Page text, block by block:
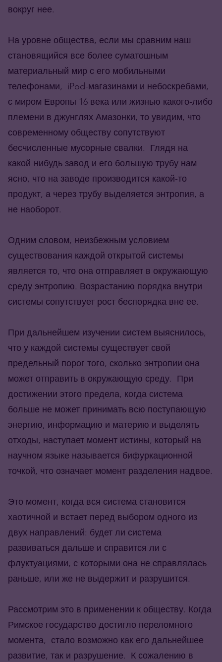
вокруг нее.
На уровне общества, если мы сравним наш
становящийся все более суматошным
материальный мир с его мобильными
телефонами, iPod-магазинами и небоскребами,
с миром Европы 16 века или жизнью какого-либо
племени в джунглях Амазонки, то увидим, что
современному обществу сопутствуют
бесчисленные мусорные свалки. Глядя на
какой-нибудь завод и его большую трубу нам
ясно, что на заводе производится какой-то
продукт, а через трубу выделяется энтропия, а
не наоборот.
Одним словом, неизбежным условием
существования каждой открытой системы
является то, что она отправляет в окружающую
среду энтропию. Возрастанию порядка внутри
системы сопутствует рост беспорядка вне ее.
При дальнейшем изучении систем выяснилось,
что у каждой системы существует свой
предельный порог того, сколько энтропии она
может отправить в окружающую среду. При
достижении этого предела, когда система
больше не может принимать всю поступающую
энергию, информацию и материю и выделять
отходы, наступает момент истины, который на
научном языке называется бифуркационной
точкой, что означает момент разделения надвое.
Это момент, когда вся система становится
хаотичной и встает перед выбором одного из
двух направлений: будет ли система
развиваться дальше и справится ли с
флуктуациями, с которыми она не справлялась
раньше, или же не выдержит и разрушится.
Рассмотрим это в применении к обществу. Когда
Римское государство достигло переломного
момента, стало возможно как его дальнейшее
развитие, так и разрушение. К сожалению в